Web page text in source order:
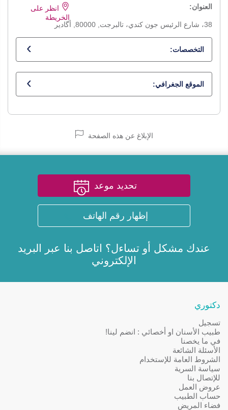
العنوان:
38، شارع الرئيس جون كندي، تالبرجت, 80000, أگادير
انظر على
الخريطة
التخصصات:
أخصائي في جراحة الأسنان
الموقع الجغرافي:
الإبلاغ عن هذه الصفحة
تحديد موعد
إظهار رقم الهاتف
عندك مشكل أو تساءل؟ اتاصل بنا عبر
البريد
الإلكتروني
دكتوري
تسجيل
طبيب الأسنان او أخصائي : انضم لينا!
في ما يخصنا
الأسئلة الشائعة
الشروط العامة للإستخدام
سياسة السرية
للإتصال بنا
عروض العمل
حساب الطبيب
فضاء المريض